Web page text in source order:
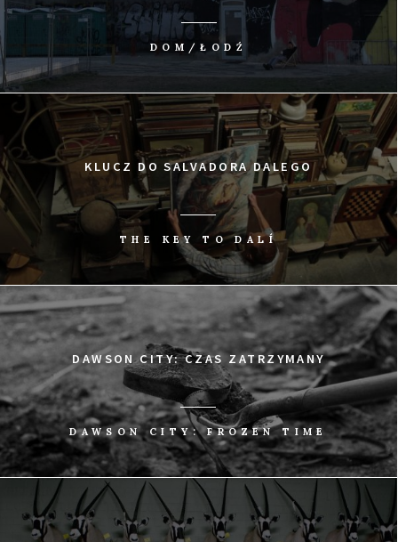
DOM/ŁODŹ
KLUCZ DO SALVADORA DALEGO
THE KEY TO DALÍ
DAWSON CITY: CZAS ZATRZYMANY
DAWSON CITY: FROZEN TIME